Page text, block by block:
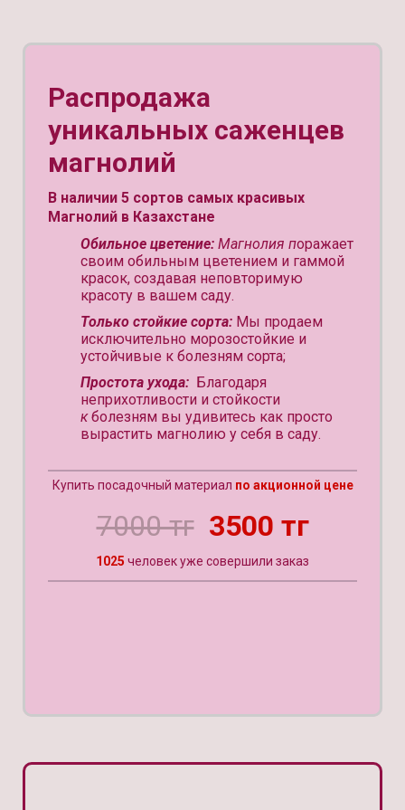
Распродажа
уникальных саженцев
магнолий
В наличии 5 сортов самых красивых
Магнолий в Казахстане
Обильное цветение: Магнолия поражает
своим обильным цветением и гаммой
красок, создавая неповторимую
красоту в вашем саду.
Только стойкие сорта: Мы продаем
исключительно морозостойкие и
устойчивые к болезням сорта;
Простота ухода: Благодаря
неприхотливости и стойкости
кболезням вы удивитесь как просто
вырастить магнолию у себя в саду.
Купить посадочный материал по акционной цене
7000 тг 3500 тг
1025 человек уже совершили заказ